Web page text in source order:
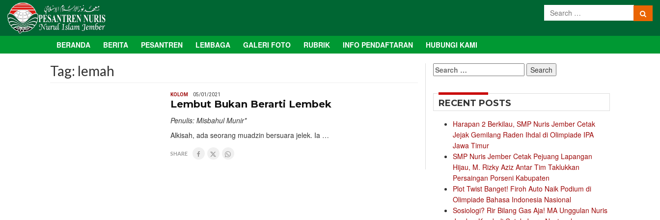
BERANDA BERITA PESANTREN LEMBAGA GALERI FOTO RUBRIK INFO PENDAFTARAN HUBUNGI KAMI
Tag: lemah
KOLOM 05/01/2021
Lembut Bukan Berarti Lembek
Penulis: Misbahul Munir*
Alkisah, ada seorang muadzin bersuara jelek. Ia …
SHARE
Search
for:
RECENT POSTS
Harapan 2 Berkilau, SMP Nuris Jember Cetak
Jejak Gemilang Raden Ihdal di Olimpiade IPA
Jawa Timur
SMP Nuris Jember Cetak Pejuang Lapangan
Hijau, M. Rizky Aziz Antar Tim Taklukkan
Persaingan Porseni Kabupaten
Plot Twist Banget! Firoh Auto Naik Podium di
Olimpiade Bahasa Indonesia Nasional
Sosiologi? Rir Bilang Gas Aja! MA Unggulan Nuris